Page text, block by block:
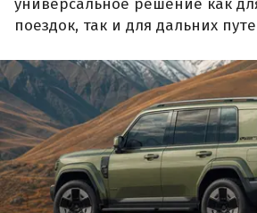
универсальное решение как
поездок, так и для дальних